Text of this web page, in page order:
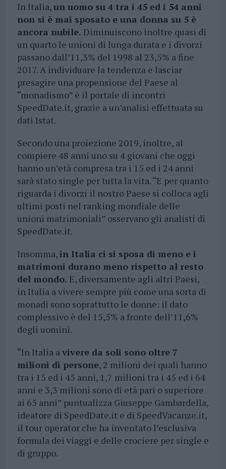
In Italia,un uomo su 4 tra i 45 ed i 54 anni
non si è mai sposato e una donna su 5 è
ancora nubile. Diminuiscono inoltre quasi di
un quarto le unioni di lunga durata e i divorzi
passano dall’11,3% del 1998 al 23,5% a fine
2017. A individuare la tendenza e lasciar
presagire una propensione del Paese al
“monadismo” è il portale di incontri
SpeedDate.it, grazie a un’analisi effettuata su
dati Istat.
Secondo una proiezione 2019, inoltre, al
compiere 48 anni uno su 4 giovani che oggi
hanno un’età compresa tra i 15 ed i 24 anni
sarà stato single per tutta la vita. “E per quanto
riguarda i divorzi il nostro Paese si colloca agli
ultimi posti nel ranking mondiale delle
unioni matrimoniali” osservano gli analisti di
SpeedDate.it.
Insomma,in Italia ci si sposa di meno e i
matrimoni durano meno rispetto al resto
del mondo. E, diversamente agli altri Paesi,
in Italia a vivere sempre più come una sorta di
monadi sono soprattutto le donne: il dato
complessivo è del 15,5% a fronte dell’11,6%
degli uomini.
“In Italia avivere da soli sono oltre 7
milioni di persone, 2 milioni dei quali hanno
tra i 15 ed i 45 anni, 1,7 milioni tra i 45 ed i 64
anni e 3,3 milioni sono di età pari o superiore
ai 65 anni” puntualizza Giuseppe Gambardella,
ideatore di SpeedDate.it e di SpeedVacanze.it,
il tour operator che ha inventato l’esclusiva
formula dei viaggi e delle crociere per single e
di gruppo.